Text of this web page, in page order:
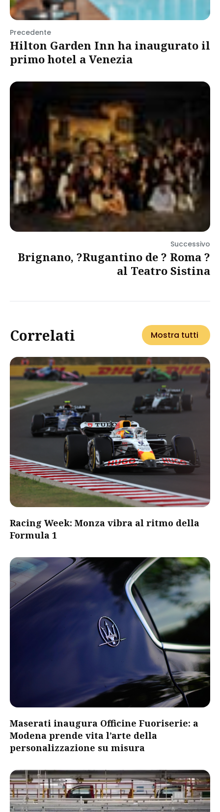
Precedente
Hilton Garden Inn ha inaugurato il
primo hotel a Venezia
Successivo
Brignano, ?Rugantino de ? Roma ?
al Teatro Sistina
Correlati Mostra tutti
Racing Week: Monza vibra al ritmo della
Formula 1
Maserati inaugura Officine Fuoriserie: a
Modena prende vita l’arte della
personalizzazione su misura